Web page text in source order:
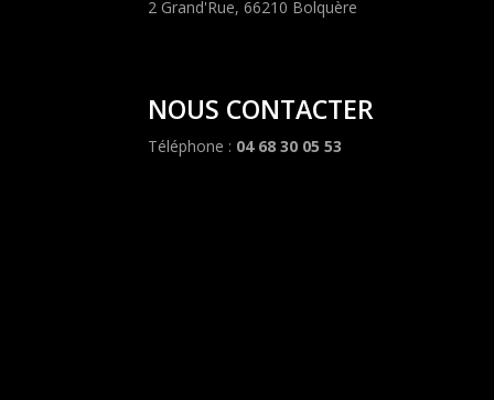
2 Grand'Rue, 66210 Bolquère
NOUS CONTACTER
Téléphone : 04 68 30 05 53